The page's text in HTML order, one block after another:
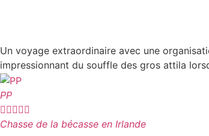
Un voyage extraordinaire avec une
impressionnant du souffle des gros attila
PP

Chasse de la bécasse en Irlande